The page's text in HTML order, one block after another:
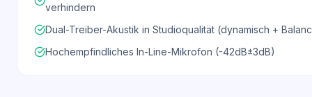
verhindern
Dual-Treiber-Akustik in Studioqualität (dynamisch +
Hochempfindliches In-Line-Mikrofon (-42dB±3dB)